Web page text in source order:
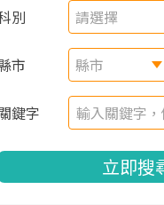
別 請選擇
市 縣市
鍵字
立即搜